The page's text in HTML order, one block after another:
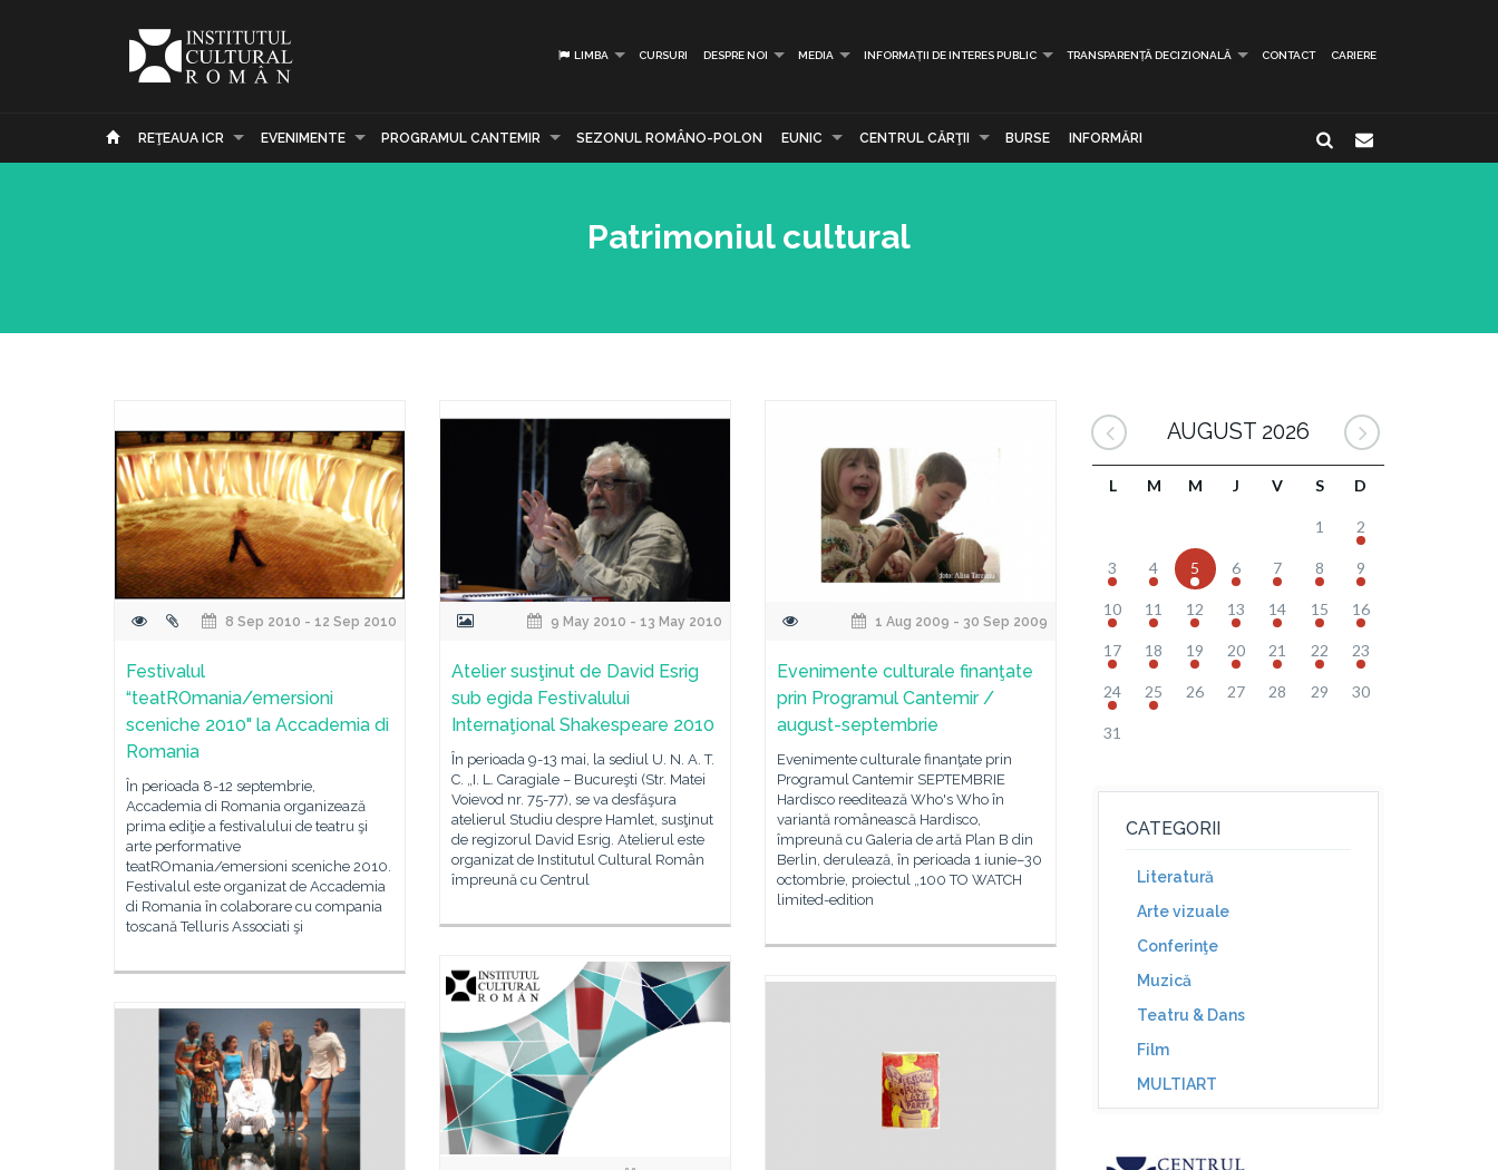
LIMBA CURSURI DESPRE NOI MEDIA INFORMAȚII DE INTERES PUBLIC TRANSPARENȚĂ DECIZIONALĂ CONTACT CARIERE
REŢEAUA ICR EVENIMENTE PROGRAMUL CANTEMIR SEZONUL ROMÂNO-POLON EUNIC CENTRUL CĂRŢII BURSE INFORMĂRI
Patrimoniul cultural
8 Sep 2010 - 12 Sep 2010
Festivalul
“teatROmania/emersioni
sceniche 2010" la Accademia di
Romania
În perioada 8-12 septembrie,
Accademia di Romania organizează
prima ediţie a festivalului de teatru şi
arte performative
teatROmania/emersioni sceniche 2010.
Festivalul este organizat de Accademia
di Romania în colaborare cu compania
toscană Telluris Associati şi
9 May 2010 - 13 May 2010
Atelier susţinut de David Esrig
sub egida Festivalului
Internaţional Shakespeare 2010
În perioada 9-13 mai, la sediul U. N. A. T.
C. „I. L. Caragiale – Bucureşti (Str. Matei
Voievod nr. 75-77), se va desfăşura
atelierul Studiu despre Hamlet, susţinut
de regizorul David Esrig. Atelierul este
organizat de Institutul Cultural Român
împreună cu Centrul
1 Aug 2009 - 30 Sep 2009
Evenimente culturale finanţate
prin Programul Cantemir /
august-septembrie
Evenimente culturale finanţate prin
Programul Cantemir SEPTEMBRIE
Hardisco reeditează Who's Who în
variantă românească Hardisco,
împreună cu Galeria de artă Plan B din
Berlin, derulează, în perioada 1 iunie–30
octombrie, proiectul „100 TO WATCH
limited-edition
AUGUST 2026
L M M J V S D
1 2
3 4 5 6 7 8 9
10 11 12 13 14 15 16
17 18 19 20 21 22 23
24 25 26 27 28 29 30
31
CATEGORII
Literatură
Arte vizuale
Conferinţe
Muzică
Teatru & Dans
Film
MULTIART